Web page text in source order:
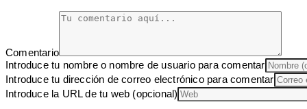
Comentario
Introduce tu nombre o nombre de usuario para comentar
Introduce tu dirección de correo electrónico para comentar
Introduce la URL de tu web (opcional)